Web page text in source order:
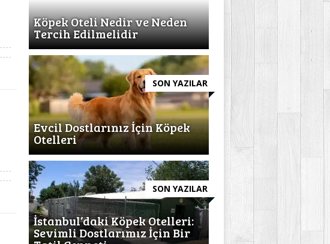
Köpek Oteli Nedir ve Neden
Tercih Edilmelidir
SON YAZILAR
Evcil Dostlarınız İçin Köpek
Otelleri
SON YAZILAR
İstanbul’daki Köpek Otelleri:
Sevimli Dostlarımız İçin Bir